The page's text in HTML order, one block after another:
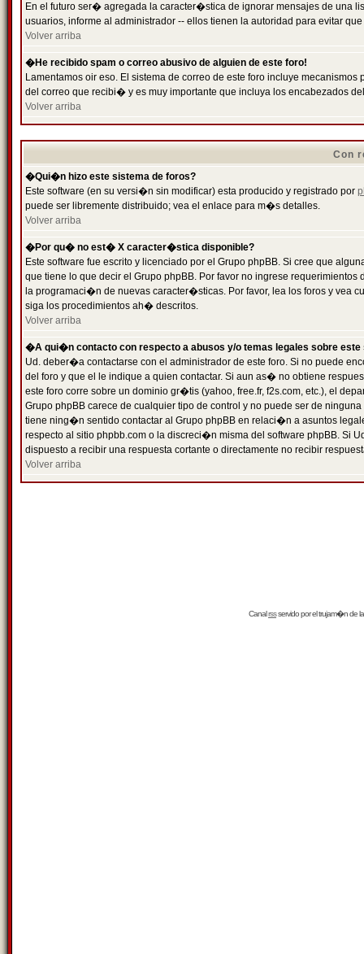
En el futuro ser� agregada la caracter�stica de ignorar mensajes de una
usuarios, informe al administrador -- ellos tienen la autoridad para evitar
Volver arriba
�He recibido spam o correo abusivo de alguien de este foro!
Lamentamos oir eso. El sistema de correo de este foro incluye
del correo que recibi� y es muy importante que incluya los encabezados
Volver arriba
Con
�Qui�n hizo este sistema de foros?
Este software (en su versi�n sin modificar) esta producido y registrado por
puede ser libremente distribuido; vea el enlace para m�s detalles.
Volver arriba
�Por qu� no est� X caracter�stica disponible?
Este software fue escrito y licenciado por el Grupo phpBB. Si cree que
que tiene lo que decir el Grupo phpBB. Por favor no ingrese
la programaci�n de nuevas caracter�sticas. Por favor, lea los foros y vea
siga los procedimientos ah� descritos.
Volver arriba
�A qui�n contacto con respecto a abusos y/o temas legales sobre este
Ud. deber�a contactarse con el administrador de este foro. Si no puede
del foro y que el le indique a quien contactar. Si aun as� no obtiene
este foro corre sobre un dominio gr�tis (yahoo, free.fr, f2s.com, etc.), el
Grupo phpBB carece de cualquier tipo de control y no puede ser de
tiene ning�n sentido contactar al Grupo phpBB en relaci�n a asuntos
respecto al sitio phpbb.com o la discreci�n misma del software phpBB. Si
dispuesto a recibir una respuesta cortante o directamente no recibir
Volver arriba
Canalrssservido por eltrujam�nde